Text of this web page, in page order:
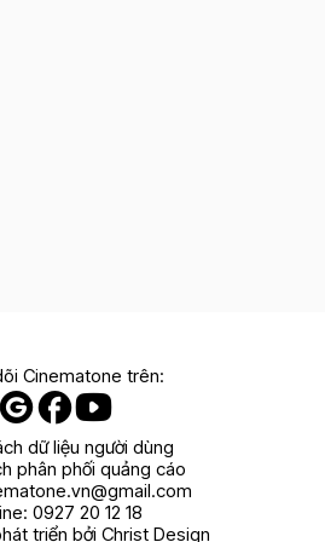
Cinematone trên:
dữ liệu người dùng
phân phối quảng cáo
0927 20 12 18
triển bởi Christ Design